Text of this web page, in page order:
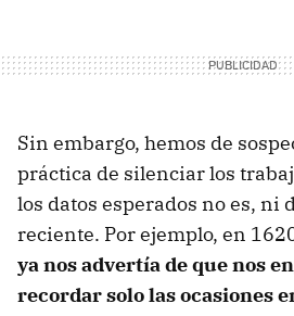
Sin embargo, hemos de
práctica de silenciar los
los datos esperados no es, ni
reciente. Por ejemplo, en
ya nos advertía de que nos
recordar solo las ocasiones